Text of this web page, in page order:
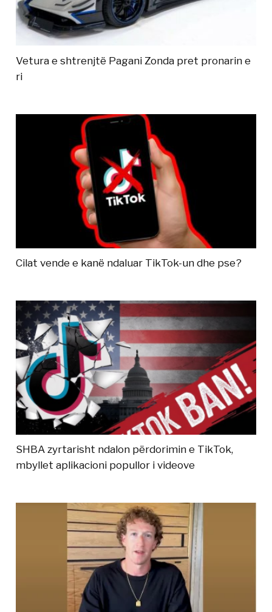
Vetura e shtrenjtë Pagani Zonda pret pronarin e
ri
Cilat vende e kanë ndaluar TikTok-un dhe pse?
SHBA zyrtarisht ndalon përdorimin e TikTok,
mbyllet aplikacioni popullor i videove